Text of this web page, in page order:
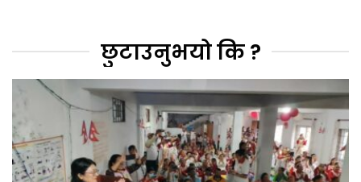
छुटाउनुभयो कि ?